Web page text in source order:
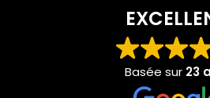
Basée sur 23